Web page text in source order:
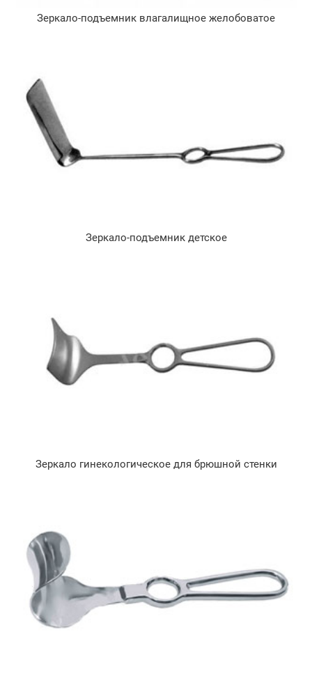
Зеркало-подъемник влагалищное желобоватое
Зеркало-подъемник детское
Зеркало гинекологическое для брюшной стенки